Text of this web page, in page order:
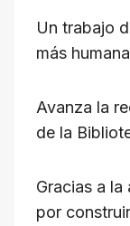
at
s
A
p
c
e
b
o
k
Un trabajo
más humana
Avanza la
de la
Gracias a
por